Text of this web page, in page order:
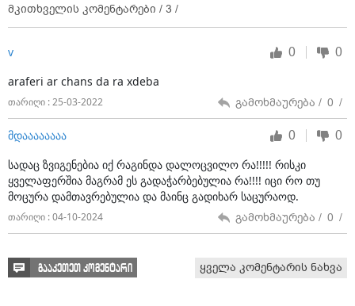
გარდაცვლილის სქესიც.
მკითხველის კომენტარები / 3 /
v 0 0
araferi ar chans da ra xdeba
თარიღი : 25-03-2022 გამოხმაურება / 0 /
მდაააააააა 0 0
სადაც ზვიგენებია იქ რაგინდა დალოცვილო რა!!!!! რისკი
ყველაფერშია მაგრამ ეს გადაჭარბებულია რა!!!! იცი რო თუ
მოცურა დამთავრებულია და მაინც გადიხარ საცურაოდ.
თარიღი : 04-10-2024 გამოხმაურება / 0 /
გააკეთეთ კომენტარი ყველა კომენტარის ნახვა